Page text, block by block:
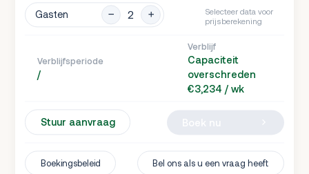
Gasten
Selecteer data voor
prijsberekening
Verblijfsperiode
/
Verblijf
Capaciteit
overschreden
€3,234 / wk
Stuur aanvraag
Boekingsbeleid Bel ons als u een vraag heeft